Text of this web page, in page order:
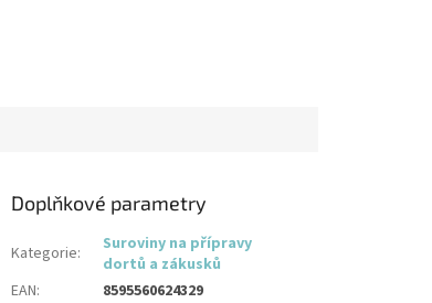
Doplňkové parametry
Kategorie:
Suroviny na přípravy
dortů a zákusků
EAN: 8595560624329